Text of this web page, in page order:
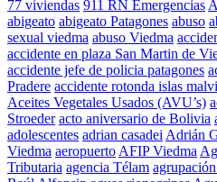
77 viviendas 911 RN Emergencias
abigeato abigeato Patagones abuso
sexual viedma abuso Viedma
accidente en plaza San Martin de
accidente jefe de policia patagones
Pradere accidente rotonda islas
Aceites Vegetales Usados (AVU’s)
Stroeder acto aniversario de Bolivia
adolescentes adrian casadei Adrián
Viedma aeropuerto AFIP Viedma
Tributaria agencia Télam